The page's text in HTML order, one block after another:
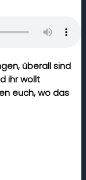
überall sind
ihr wollt
euch, wo das